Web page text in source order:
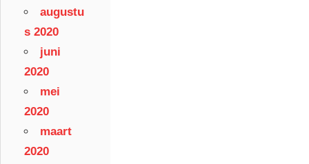
augustu
s 2020
juni
2020
mei
2020
maart
2020